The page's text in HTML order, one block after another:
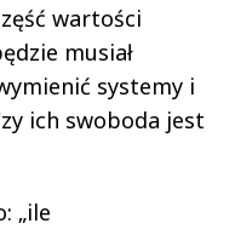
wartości
musiał
systemy i
ich swoboda jest
„ile